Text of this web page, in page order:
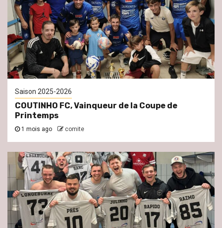
Saison 2025-2026
COUTINHO FC, Vainqueur de la Coupe de
Printemps
1 mois ago comite